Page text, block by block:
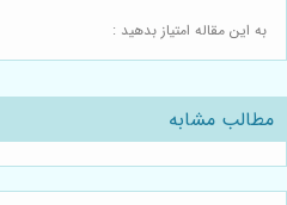
به این مقاله امتیاز بدهید :
مطالب مشابه